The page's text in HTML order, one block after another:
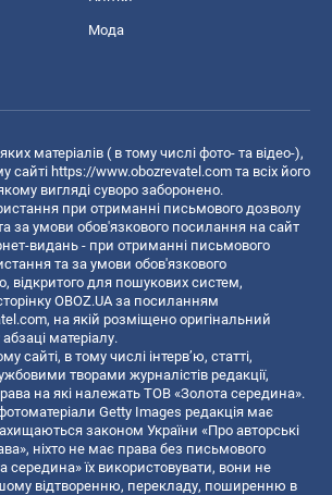
Мода
матеріалів ( в тому числі фото- та відео-),
сайті https://www.obozrevatel.com та всіх його
вигляді суворо заборонено.
при отриманні письмового дозволу
за умови обов'язкового посилання на сайт
видань - при отриманні письмового
та за умови обов'язкового
відкритого для пошукових систем,
OBOZ.UA за посиланням
, на якій розміщено оригінальний
матеріалу.
сайті, в тому числі інтерв’ю, статті,
творами журналістів редакції,
на які належать ТОВ «Золота середина».
Getty Images редакція має
законом України «Про авторські
ніхто не має права без письмового
середина» їх використовувати, вони не
відтворенню, перекладу, поширенню в